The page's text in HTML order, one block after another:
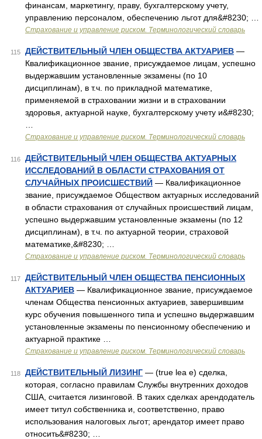
финансам, маркетингу, праву, бухгалтерскому учету,
управлению персоналом, обеспечению льгот для&#8230; …
Страхование и управление риском. Терминологический словарь
115 ДЕЙСТВИТЕЛЬНЫЙ ЧЛЕН ОБЩЕСТВА АКТУАРИЕВ —
Квалификационное звание, присуждаемое лицам, успешно
выдержавшим установленные экзамены (по 10
дисциплинам), в т.ч. по прикладной математике,
применяемой в страховании жизни и в страховании
здоровья, актуарной науке, бухгалтерскому учету и&#8230;
Страхование и управление риском. Терминологический словарь
116
ДЕЙСТВИТЕЛЬНЫЙ ЧЛЕН ОБЩЕСТВА АКТУАРНЫХ
ИССЛЕДОВАНИЙ В ОБЛАСТИ СТРАХОВАНИЯ ОТ
СЛУЧАЙНЫХ ПРОИСШЕСТВИЙ — Квалификационное
звание, присуждаемое Обществом актуарных исследований
в области страхования от случайных происшествий лицам,
успешно выдержавшим установленные экзамены (по 12
дисциплинам), в т.ч. по актуарной теории, страховой
математике,&#8230; …
Страхование и управление риском. Терминологический словарь
117
ДЕЙСТВИТЕЛЬНЫЙ ЧЛЕН ОБЩЕСТВА ПЕНСИОННЫХ
АКТУАРИЕВ — Квалификационное звание, присуждаемое
членам Общества пенсионных актуариев, завершившим
курс обучения повышенного типа и успешно выдержавшим
установленные экзамены по пенсионному обеспечению и
актуарной практике …
Страхование и управление риском. Терминологический словарь
118 ДЕЙСТВИТЕЛЬНЫЙ ЛИЗИНГ — (true lea e) сделка,
которая, согласно правилам Службы внутренних доходов
США, считается лизинговой. В таких сделках арендодатель
имеет титул собственника и, соответственно, право
использования налоговых льгот; арендатор имеет право
относить&#8230; …